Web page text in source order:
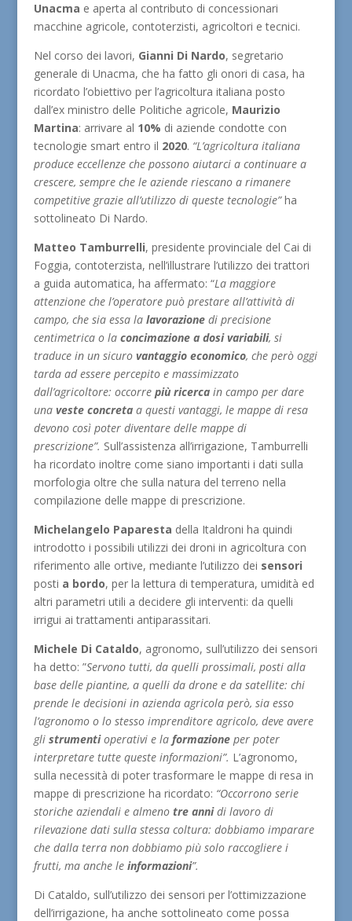
Unacma e aperta al contributo di concessionari
macchine agricole, contoterzisti, agricoltori e tecnici.
Nel corso dei lavori, Gianni Di Nardo, segretario
generale di Unacma, che ha fatto gli onori di casa, ha
ricordato l’obiettivo per l’agricoltura italiana posto
dall’ex ministro delle Politiche agricole, Maurizio
Martina: arrivare al 10% di aziende condotte con
tecnologie smart entro il 2020. “L’agricoltura italiana
produce eccellenze che possono aiutarci a continuare a
crescere, sempre che le aziende riescano a rimanere
competitive grazie all’utilizzo di queste tecnologie”ha
sottolineato Di Nardo.
Matteo Tamburrelli, presidente provinciale del Cai di
Foggia, contoterzista, nell’illustrare l’utilizzo dei trattori
a guida automatica, ha affermato: “La maggiore
attenzione che l’operatore può prestare all’attività di
campo, che sia essa la lavorazionedi precisione
centimetrica o la concimazione a dosi variabili, si
traduce in un sicuro vantaggio economico, che però oggi
tarda ad essere percepito e massimizzato
dall’agricoltore: occorre più ricercain campo per dare
una veste concretaa questi vantaggi, le mappe di resa
devono così poter diventare delle mappe di
prescrizione”. Sull’assistenza all’irrigazione, Tamburrelli
ha ricordato inoltre come siano importanti i dati sulla
morfologia oltre che sulla natura del terreno nella
compilazione delle mappe di prescrizione.
Michelangelo Paparesta della Italdroni ha quindi
introdotto i possibili utilizzi dei droni in agricoltura con
riferimento alle ortive, mediante l’utilizzo dei sensori
posti a bordo, per la lettura di temperatura, umidità ed
altri parametri utili a decidere gli interventi: da quelli
irrigui ai trattamenti antiparassitari.
Michele Di Cataldo, agronomo, sull’utilizzo dei sensori
ha detto: ”Servono tutti, da quelli prossimali, posti alla
base delle piantine, a quelli da drone e da satellite: chi
prende le decisioni in azienda agricola però, sia esso
l’agronomo o lo stesso imprenditore agricolo, deve avere
gli strumentioperativi e la formazioneper poter
interpretare tutte queste informazioni”. L’agronomo,
sulla necessità di poter trasformare le mappe di resa in
mappe di prescrizione ha ricordato: “Occorrono serie
storiche aziendali e almeno tre annidi lavoro di
rilevazione dati sulla stessa coltura: dobbiamo imparare
che dalla terra non dobbiamo più solo raccogliere i
frutti, ma anche le informazioni”.
Di Cataldo, sull’utilizzo dei sensori per l’ottimizzazione
dell’irrigazione, ha anche sottolineato come possa